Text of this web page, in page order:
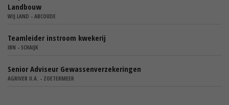
Landbouw
WIJ.LAND - ABCOUDE
Teamleider instroom kwekerij
IBN - SCHAIJK
Senior Adviseur Gewassenverzekeringen
AGRIVER U.A. - ZOETERMEER